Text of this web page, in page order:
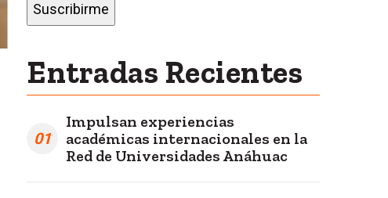
Entradas Recientes
01
Impulsan experiencias
académicas internacionales en la
Red de Universidades Anáhuac